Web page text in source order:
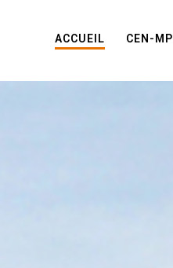
ACCUEIL CEN-MP